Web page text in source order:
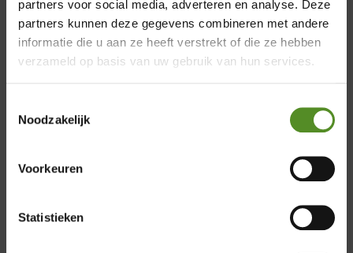
partners voor social media, adverteren en analyse. Deze
partners kunnen deze gegevens combineren met andere
informatie die u aan ze heeft verstrekt of die ze hebben
verzameld op basis van uw gebruik van hun services.
Noodzakelijk
Voorkeuren
Statistieken
producten van topkwaliteit, maar ook een
uitmuntende klantenservice en
uitstekende nazorg.
Showroom Breda
Vrijdag 12:00 – 17:00
Zondag 12:00 – 17:00
×